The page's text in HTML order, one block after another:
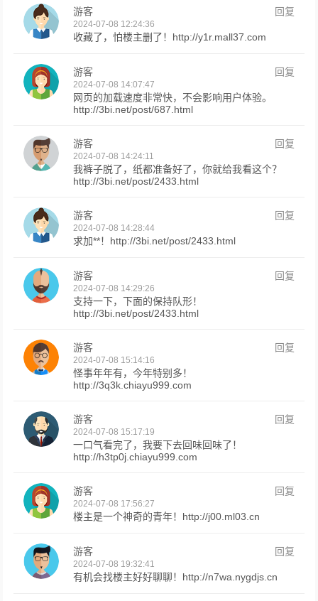
游客 回复
2024-07-08 12:24:36
收藏了，怕楼主删了！http://y1r.mall37.com
游客 回复
2024-07-08 14:07:47
网页的加载速度非常快，不会影响用户体验。
http://3bi.net/post/687.html
游客 回复
2024-07-08 14:24:11
我裤子脱了，纸都准备好了，你就给我看这个？
http://3bi.net/post/2433.html
游客 回复
2024-07-08 14:28:44
求加**！http://3bi.net/post/2433.html
游客 回复
2024-07-08 14:29:26
支持一下，下面的保持队形！
http://3bi.net/post/2433.html
游客 回复
2024-07-08 15:14:16
怪事年年有，今年特别多！
http://3q3k.chiayu999.com
游客 回复
2024-07-08 15:17:19
一口气看完了，我要下去回味回味了！
http://h3tp0j.chiayu999.com
游客 回复
2024-07-08 17:56:27
楼主是一个神奇的青年！http://j00.ml03.cn
游客 回复
2024-07-08 19:32:41
有机会找楼主好好聊聊！http://n7wa.nygdjs.cn